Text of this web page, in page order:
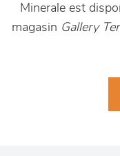
Minerale est
magasin Gallery